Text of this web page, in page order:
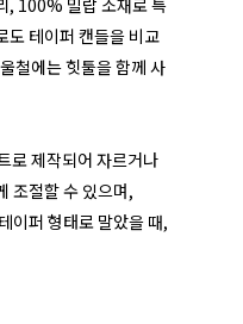
도 테이퍼 캔들을 비교
철에는 힛툴을 함께 사
로 제작되어 자르거나
조절할 수 있으며,
이퍼 형태로 말았을 때,